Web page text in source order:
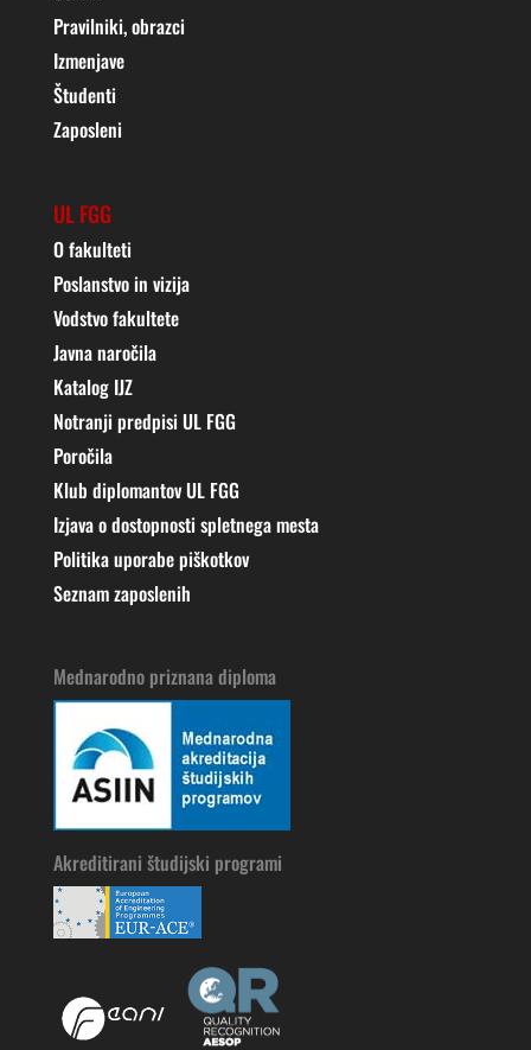
Pravilniki, obrazci
Izmenjave
Študenti
Zaposleni
UL FGG
O fakulteti
Poslanstvo in vizija
Vodstvo fakultete
Javna naročila
Katalog IJZ
Notranji predpisi UL FGG
Poročila
Klub diplomantov UL FGG
Izjava o dostopnosti spletnega mesta
Politika uporabe piškotkov
Seznam zaposlenih
Mednarodno priznana diploma
Akreditirani študijski programi